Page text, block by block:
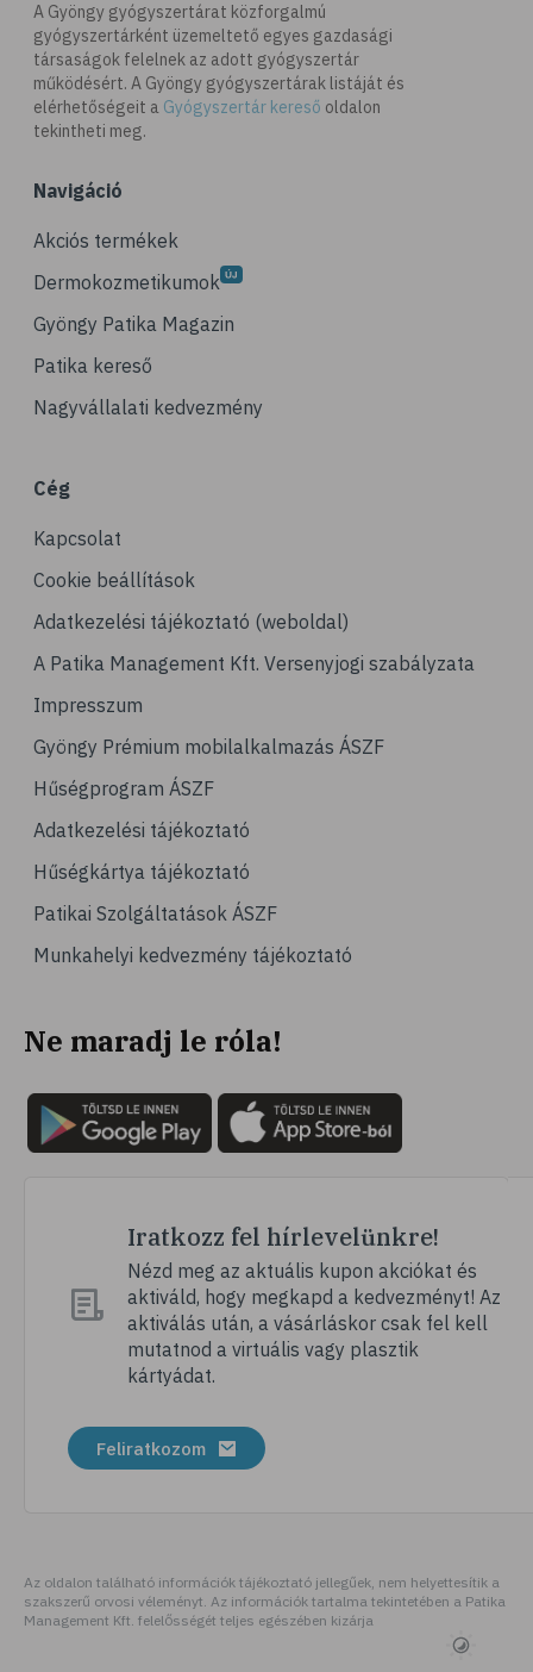
A Gyöngy gyógyszertárat közforgalmú
gyógyszertárként üzemeltető egyes gazdasági
társaságok felelnek az adott gyógyszertár
működésért. A Gyöngy gyógyszertárak listáját és
elérhetőségeit a Gyógyszertár kereső oldalon
tekintheti meg.
Navigáció
Akciós termékek
Dermokozmetikumok
Gyöngy Patika Magazin
Patika kereső
Nagyvállalati kedvezmény
Cég
Kapcsolat
Cookie beállítások
Adatkezelési tájékoztató (weboldal)
A Patika Management Kft. Versenyjogi szabályzata
Impresszum
Gyöngy Prémium mobilalkalmazás ÁSZF
Hűségprogram ÁSZF
Adatkezelési tájékoztató
Hűségkártya tájékoztató
Patikai Szolgáltatások ÁSZF
Munkahelyi kedvezmény tájékoztató
Ne maradj le róla!
Iratkozz fel hírlevelünkre!
Nézd meg az aktuális kupon akciókat és
aktiváld, hogy megkapd a kedvezményt! Az
aktiválás után, a vásárláskor csak fel kell
mutatnod a virtuális vagy plasztik
kártyádat.
Feliratkozom
Az oldalon található információk tájékoztató jellegűek, nem helyettesítik a
szakszerű orvosi véleményt. Az információk tartalma tekintetében a Patika
Management Kft. felelősségét teljes egészében kizárja